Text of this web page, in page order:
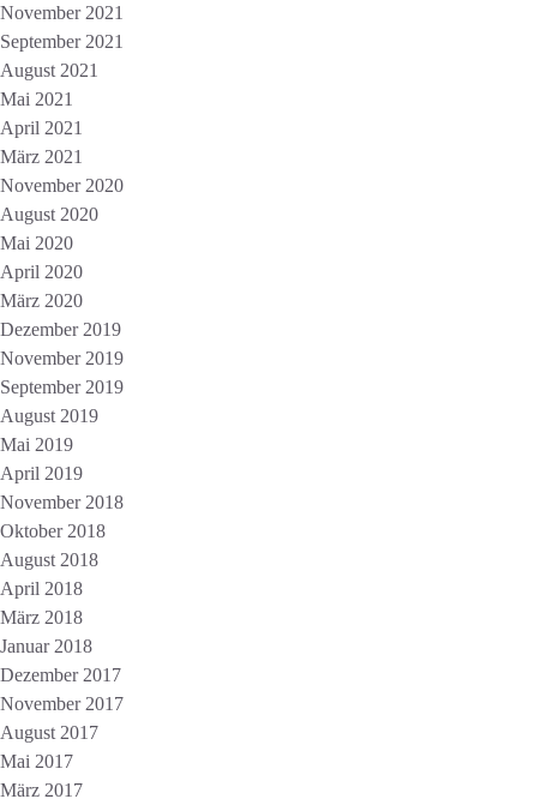
November 2021
September 2021
August 2021
Mai 2021
April 2021
März 2021
November 2020
August 2020
Mai 2020
April 2020
März 2020
Dezember 2019
November 2019
September 2019
August 2019
Mai 2019
April 2019
November 2018
Oktober 2018
August 2018
April 2018
März 2018
Januar 2018
Dezember 2017
November 2017
August 2017
Mai 2017
März 2017